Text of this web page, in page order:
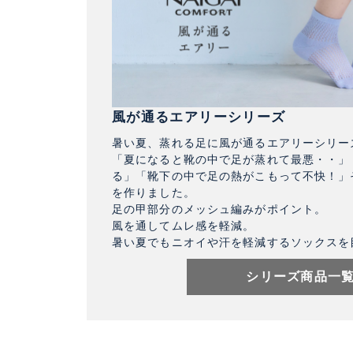
風が通るエアリーシリーズ
暑い夏、蒸れる足に風が通るエアリーシリー
「夏になると靴の中で足が蒸れて最悪・・
る」「靴下の中で足の熱がこもって不快！
を作りました。
足の甲部分のメッシュ編みがポイント。
風を通してムレ感を軽減。
暑い夏でもニオイや汗を軽減するソックス
シリーズ商品一